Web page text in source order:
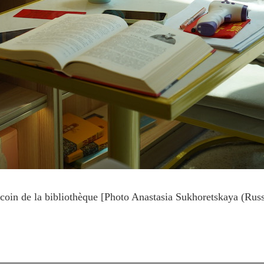
de la bibliothèque [Photo Anastasia Sukhoretskaya